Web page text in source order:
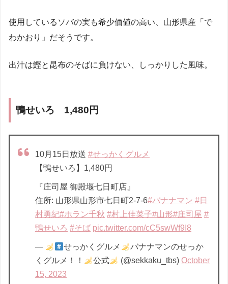
使用しているソバの実も希少価値の高い、山形県産「で
わかおり」だそうです。
出汁は鰹と昆布のそばに負けない、しっかりした風味。
鴨せいろ 1,480円
10月15日放送 #せっかくグルメ
【鴨せいろ】1,480円
『庄司屋 御殿堰七日町店』
住所: 山形県山形市七日町2-7-6#バナナマン #日
村勇紀#ホラン千秋 #村上佳菜子#山形#庄司屋 #
鴨せいろ #そば pic.twitter.com/cC5swWf9I8
— せっかくグルメ
バナナマンのせっか
くグルメ！！
公式 (@sekkaku_tbs) October
15, 2023